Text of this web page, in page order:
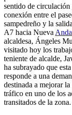
sentido de
conexión entre el
sampedreño y la
A7 hacia Nueva
alcaldesa, Ángeles
visitado hoy los
teniente de alcalde,
ha subrayado que
responde a una
destinada a mejorar
tráfico en uno de los
transitados de la zona.